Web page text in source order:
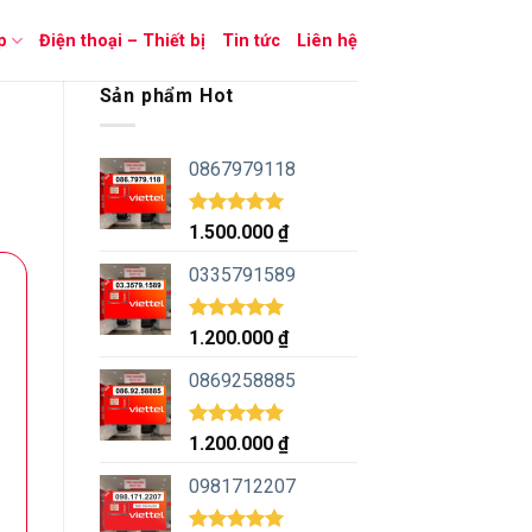
Điện thoại – Thiết bị Tin tức Liên hệ
Sản phẩm Hot
0867979118
Được xếp
5 sao
1.500.000 ₫
0335791589
Được xếp
5 sao
1.200.000 ₫
0869258885
Được xếp
5 sao
1.200.000 ₫
0981712207